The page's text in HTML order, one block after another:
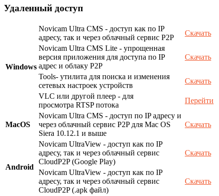
Удаленный доступ
Windows
Novicam Ultra CMS - доступ как по IP
адресу, так и через облачный сервис P2P
Скачать
Novicam Ultra CMS Lite - упрощенная
версия приложения для доступа по IP
адрес и облаку P2P
Скачать
Tools- утилита для поиска и изменения
сетевых настроек устройств
Скачать
VLC или другой плеер - для
просмотра RTSP потока
Перейти
MacOS
Novicam Ultra CMS - доступ по IP адресу и
через облачный сервис P2P для Mac OS
Siera 10.12.1 и выше
Скачать
Android
Novicam UltraView - доступ как по IP
адресу, так и через облачный сервис
CloudP2P (Google Play)
Скачать
Novicam UltraView - доступ как по IP
адресу, так и через облачный сервис
CloudP2P (.apk файл)
Скачать